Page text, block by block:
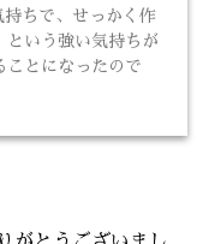
ちで、せっかく作
という強い気持ちが
ことになったので